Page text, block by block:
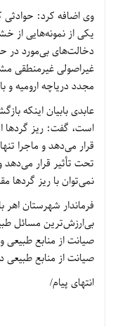
وی اضافه کرد: حوادثی
یکی از نمونه‌هایی از
دخالت‌های بی‌مورد در
غیراصولی غیرمنطقی
مجدد دریاچه ارومیه و
عابدی بابیان اینکه
است، گفت: ریز گردها
قرار می‌دهد و ماجرا
تحت تأثیر قرار می‌دهد
نمی‌توان با ریز گردها
فرماندار شهرستان اهر
بی‌ارزش‌ترین مسائل
صیانت از منابع
صیانت از منابع طبیعی
انتهای پیام/